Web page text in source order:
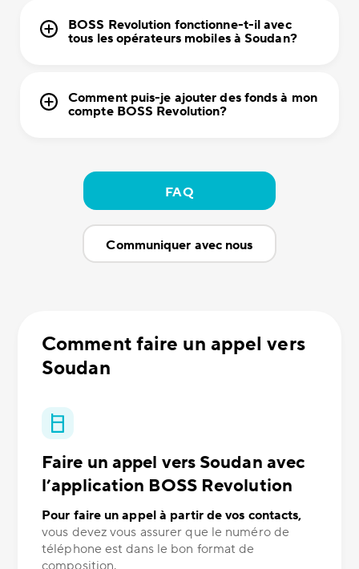
BOSS Revolution fonctionne-t-il avec
tous les opérateurs mobiles à Soudan?
Comment puis-je ajouter des fonds à mon
compte BOSS Revolution?
FAQ
Communiquer avec nous
Comment faire un appel vers
Soudan
Faire un appel vers Soudan avec
l’application BOSS Revolution
Pour faire un appel à partir de vos contacts,
vous devez vous assurer que le numéro de
téléphone est dans le bon format de